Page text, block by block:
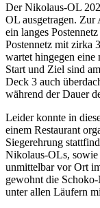
Der Nikolaus-OL
OL ausgetragen. Zur
ein langes
Postennetz mit zirka
wartet hingegen
Start und Ziel sind
Deck 3 auch
während der Dauer
Leider konnte in
einem Restaurant
Siegerehrung
Nikolaus-OLs, sowie
unmittelbar vor Ort
gewohnt die
unter allen Läufern